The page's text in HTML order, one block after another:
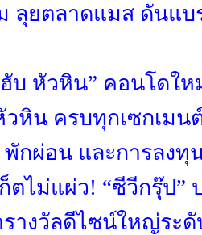
ลุยตลาดแมส ดันแ
บ หัวหิน” คอนโดให
หิน ครบทุกเซกเมน
พักผ่อน และการลงทุ
ตไม่แผ่ว! “ซีวีกรุ๊ป”
างวัลดีไซน์ใหญ่ระ